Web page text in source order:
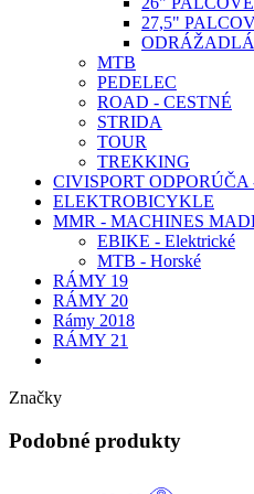
27,5"
MTB
PEDELEC
ROAD - CESTNÉ
STRIDA
TOUR
TREKKING
CIVISPORT ODPORÚČA
ELEKTROBICYKLE
MMR - MACHINES
EBIKE - Elektrické
MTB - Horské
RÁMY 19
RÁMY 20
Rámy 2018
RÁMY 21
Značky
Podobné produkty